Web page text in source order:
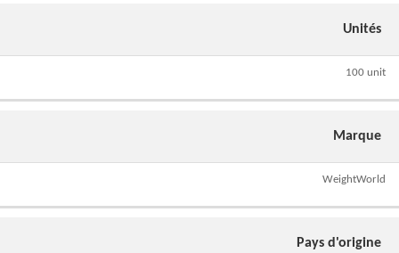
Unités
100 unit
Marque
WeightWorld
Pays d'origine